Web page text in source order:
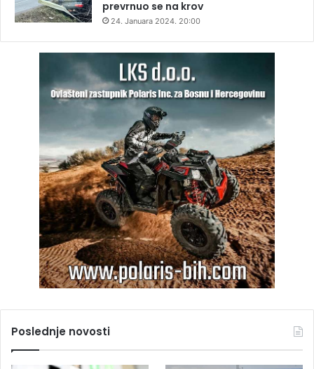
prevrnuo se na krov
24. Januara 2024. 20:00
Poslednje novosti